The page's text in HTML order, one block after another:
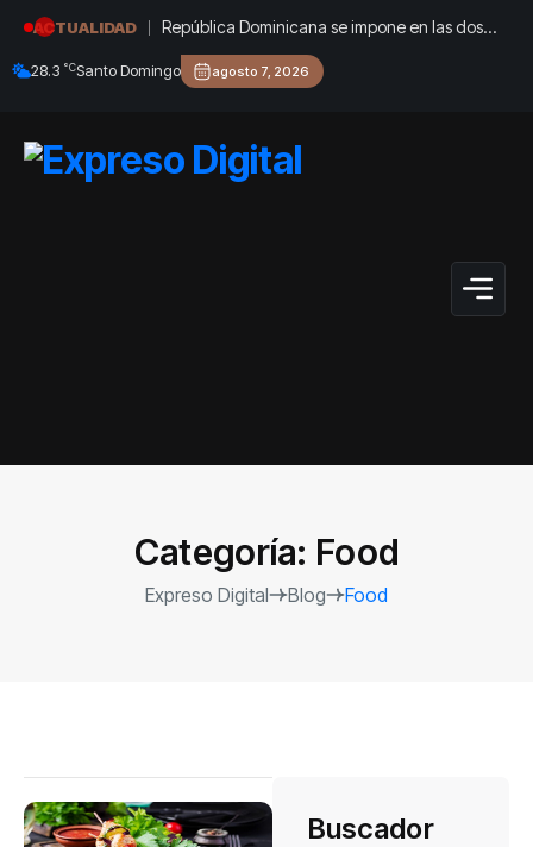
ACTUALIDAD
República Dominicana se impone en las dos
ramas del 4×100 en los Juegos de Santo
Domingo
28.3 °CSanto Domingo agosto 7, 2026
Categoría: Food
Expreso Digital Blog Food
Buscador